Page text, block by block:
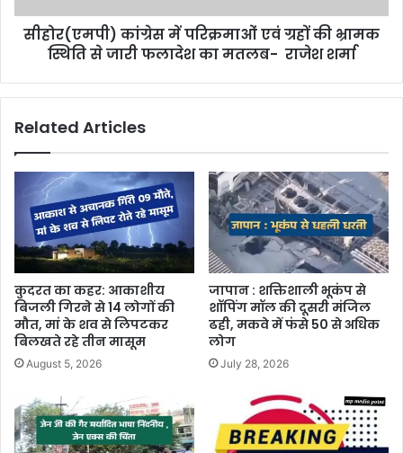
सीहोर(एमपी) कांग्रेस में परिक्रमाओं एवं ग्रहों की भ्रामक
स्थिति से जारी फलादेश का मतलब- राजेश शर्मा
Related Articles
कुदरत का कहर: आकाशीय
बिजली गिरने से 14 लोगों की
मौत, मां के शव से लिपटकर
बिलखते रहे तीन मासूम
August 5, 2026
जापान : शक्तिशाली भूकंप से
शॉपिंग मॉल की दूसरी मंजिल
ढही, मकवे में फंसे 50 से अधिक
लोग
July 28, 2026